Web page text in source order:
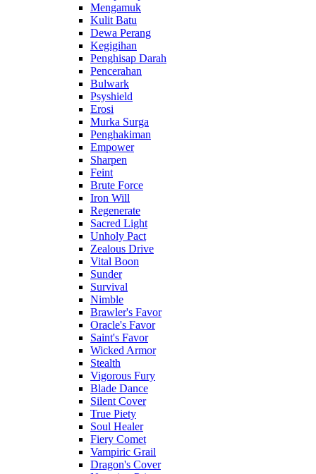
Mengamuk
Kulit Batu
Dewa Perang
Kegigihan
Penghisap Darah
Pencerahan
Bulwark
Psyshield
Erosi
Murka Surga
Penghakiman
Empower
Sharpen
Feint
Brute Force
Iron Will
Regenerate
Sacred Light
Unholy Pact
Zealous Drive
Vital Boon
Sunder
Survival
Nimble
Brawler's Favor
Oracle's Favor
Saint's Favor
Wicked Armor
Stealth
Vigorous Fury
Blade Dance
Silent Cover
True Piety
Soul Healer
Fiery Comet
Vampiric Grail
Dragon's Cover